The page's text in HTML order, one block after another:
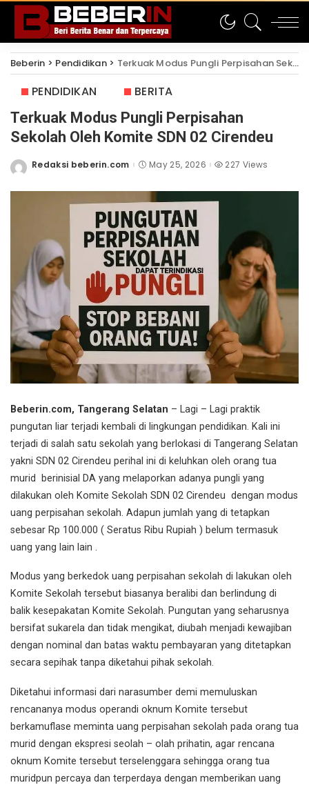
Beberin > Pendidikan> Terkuak Modus Pungli Perpisahan Sekolah Oleh Komite SDN 02 Cirendeu
PENDIDIKAN BERITA
Terkuak Modus Pungli Perpisahan
Sekolah Oleh Komite SDN 02 Cirendeu
Posted
Redaksi beberin.com May 25, 2026 227 Views
Beberin.com, Tangerang Selatan – Lagi – Lagi praktik
pungutan liar terjadi kembali di lingkungan pendidikan. Kali ini
terjadi di salah satu sekolah yang berlokasi di Tangerang Selatan
yakni SDN 02 Cirendeu perihal ini di keluhkan oleh orang tua
murid berinisial DA yang melaporkan adanya pungli yang
dilakukan oleh Komite Sekolah SDN 02 Cirendeu dengan modus
uang perpisahan sekolah. Adapun jumlah yang di tetapkan
sebesar Rp 100.000 ( Seratus Ribu Rupiah ) belum termasuk
uang yang lain lain .
Modus yang berkedok uang perpisahan sekolah di lakukan oleh
Komite Sekolah tersebut biasanya beralibi dan berlindung di
balik kesepakatan Komite Sekolah. Pungutan yang seharusnya
bersifat sukarela dan tidak mengikat, diubah menjadi kewajiban
dengan nominal dan batas waktu pembayaran yang ditetapkan
secara sepihak tanpa diketahui pihak sekolah.
Diketahui informasi dari narasumber demi memuluskan
rencananya modus operandi oknum Komite tersebut
berkamuflase meminta uang perpisahan sekolah pada orang tua
murid dengan ekspresi seolah – olah prihatin, agar rencana
oknum Komite tersebut terselenggara sehingga orang tua
muridpun percaya dan terperdaya dengan memberikan uang